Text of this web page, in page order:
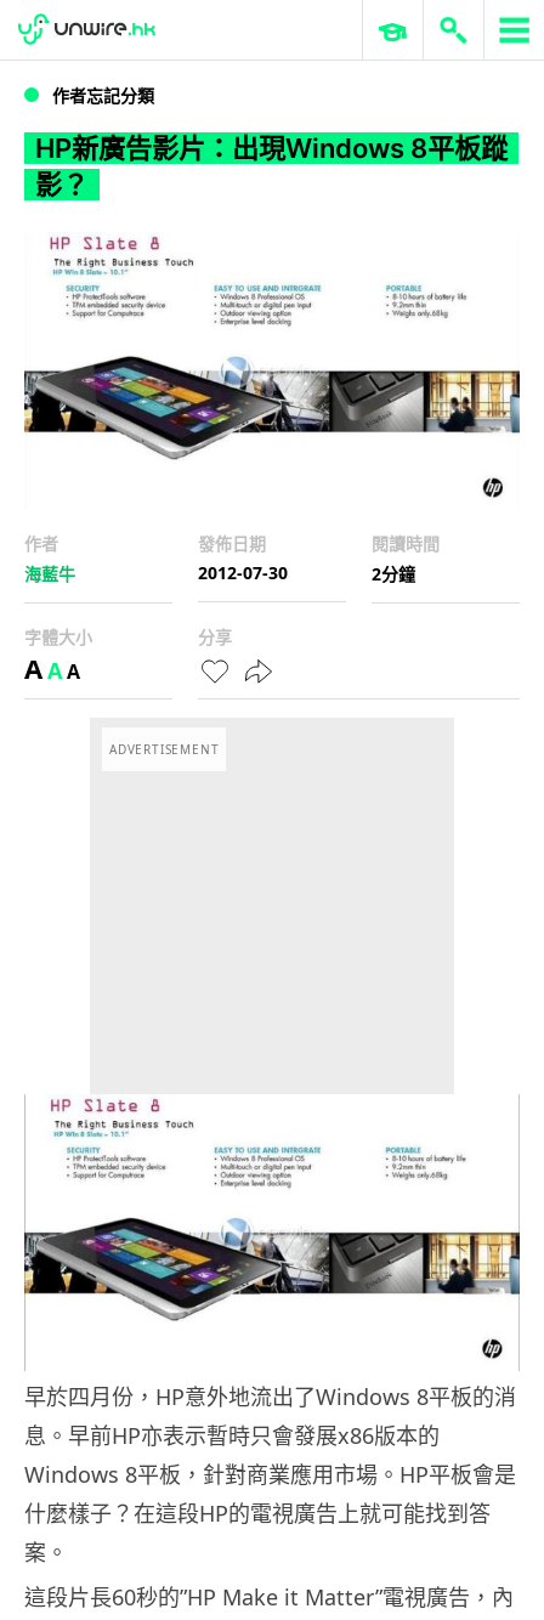
HP新廣告影片：出現Windows 8平板蹤影？
WWDC 2026 ERP 與商業 AI
作者忘記分類
HP新廣告影片：出現Windows 8平板蹤
影？
作者
海藍牛
發佈日期
2012-07-30
閱讀時間
2分鐘
字體大小
AAA
分享
ADVERTISEMENT
早於四月份，HP意外地流出了Windows 8平板的消
息。早前HP亦表示暫時只會發展x86版本的
Windows 8平板，針對商業應用市場。HP平板會是
什麼樣子？在這段HP的電視廣告上就可能找到答
案。
這段片長60秒的”HP Make it Matter”電視廣告，內